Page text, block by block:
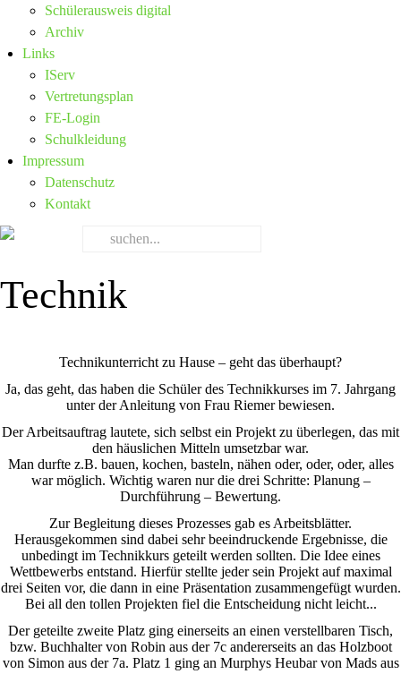
Schülerausweis digital
Archiv
Links
IServ
Vertretungsplan
FE-Login
Schulkleidung
Impressum
Datenschutz
Kontakt
Technik
Technikunterricht zu Hause – geht das überhaupt?
Ja, das geht, das haben die Schüler des Technikkurses im 7. Jahrgang
unter der Anleitung von Frau Riemer bewiesen.
Der Arbeitsauftrag lautete, sich selbst ein Projekt zu überlegen, das mit
den häuslichen Mitteln umsetzbar war.
Man durfte z.B. bauen, kochen, basteln, nähen oder, oder, oder, alles
war möglich. Wichtig waren nur die drei Schritte: Planung –
Durchführung – Bewertung.
Zur Begleitung dieses Prozesses gab es Arbeitsblätter.
Herausgekommen sind dabei sehr beeindruckende Ergebnisse, die
unbedingt im Technikkurs geteilt werden sollten. Die Idee eines
Wettbewerbs entstand. Hierfür stellte jeder sein Projekt auf maximal
drei Seiten vor, die dann in eine Präsentation zusammengefügt wurden.
Bei all den tollen Projekten fiel die Entscheidung nicht leicht...
Der geteilte zweite Platz ging einerseits an einen verstellbaren Tisch,
bzw. Buchhalter von Robin aus der 7c andererseits an das Holzboot
von Simon aus der 7a. Platz 1 ging an Murphys Heubar von Mads aus